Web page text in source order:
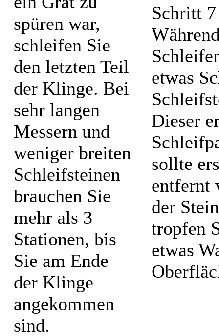
spüren war,
schleifen Sie
den letzten Teil
der Klinge. Bei
sehr langen
Messern und
weniger breiten
Schleifsteinen
brauchen Sie
mehr als 3
Stationen, bis
Sie am Ende
der Klinge
angekommen
sind.
etwas
Dieser
sollte
entfernt
der
tropfen
etwas